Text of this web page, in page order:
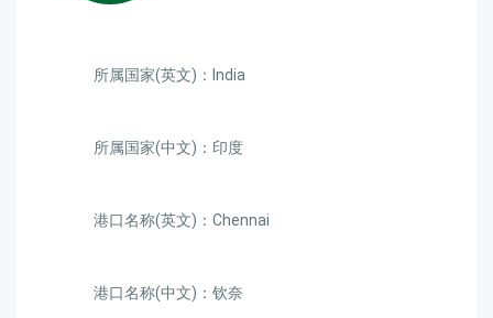
所属国家(英文)：India
所属国家(中文)：印度
港口名称(英文)：Chennai
港口名称(中文)：钦奈